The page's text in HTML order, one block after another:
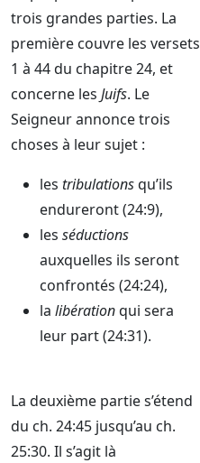
trois grandes parties. La
première couvre les versets
1 à 44 du chapitre 24, et
concerne les Juifs. Le
Seigneur annonce trois
choses à leur sujet :
les tribulationsqu’ils
endureront (24:9),
les séductions
auxquelles ils seront
confrontés (24:24),
la libérationqui sera
leur part (24:31).
La deuxième partie s’étend
du ch. 24:45 jusqu’au ch.
25:30. Il s’agit là